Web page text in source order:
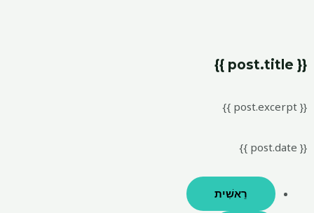
{{ post.title }}
{{ post.excerpt }}
{{ post.date }}
רֵאשִׁית